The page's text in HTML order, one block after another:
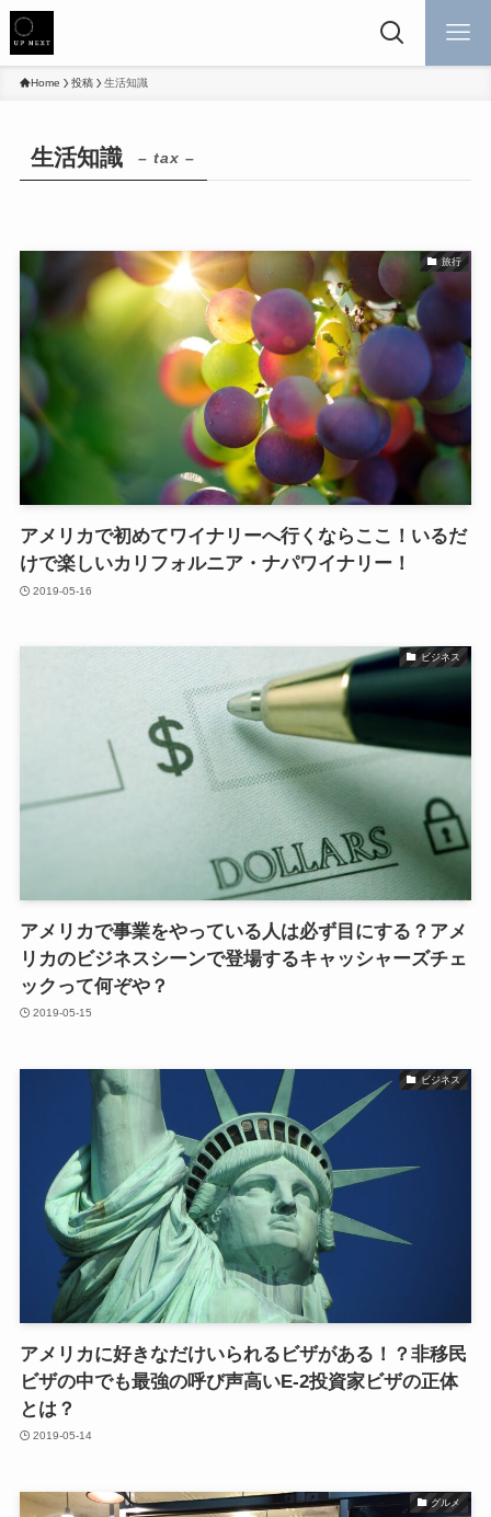
Home 投稿 生活知識
生活知識 – tax –
旅行
アメリカで初めてワイナリーへ行くならここ！いるだ
けで楽しいカリフォルニア・ナパワイナリー！
2019-05-16
ビジネス
アメリカで事業をやっている人は必ず目にする？アメ
リカのビジネスシーンで登場するキャッシャーズチェ
ックって何ぞや？
2019-05-15
ビジネス
アメリカに好きなだけいられるビザがある！？非移民
ビザの中でも最強の呼び声高いE-2投資家ビザの正体
とは？
2019-05-14
グルメ